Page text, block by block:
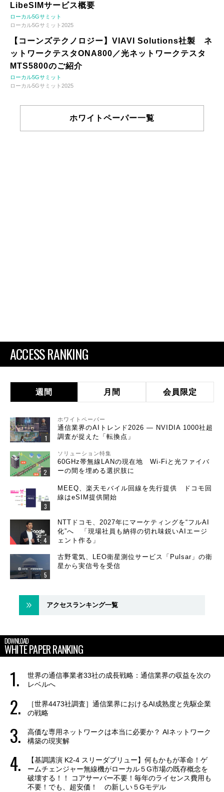
LibeSIMサービス概要
ローカル5Gサミット
ローカル5Gサミット2025
【コーンズテクノロジー】VIAVI Solutions社製 ネ
ットワークテスタONA800／光ネットワークテスタ
MTS5800のご紹介
ローカル5Gサミット
ローカル5Gサミット2025
ホワイトペーパー一覧
ACCESS RANKING
週間 月間 会員限定
ホワイトペーパー
通信業界のAIトレンド2026 ― NVIDIA 1000社超
調査が捉えた「転換点」
ソリューション特集
60GHz帯無線LANの現在地 Wi-Fiと光ファイバ
ーの間を埋める選択肢に
MEEQ、楽天モバイル回線を先行提供 ドコモ回
線はeSIM提供開始
NTTドコモ、2027年にマーケティングを“フルAI
化”へ 「現場社員も納得の切れ味鋭いAIエージ
ェント作る」
古野電気、LEO衛星測位サービス「Pulsar」の衛
星から実信号を受信
アクセスランキング一覧
DOWNLOAD
WHITE PAPER RANKING
世界の通信事業者33社の成長戦略：通信業界の収益を次の
レベルへ
［世界4473社調査］通信業界におけるAI成熟度と先駆企業
の戦略
高価な専用ネットワークは本当に必要か？ AIネットワーク
構築の現実解
【基調講演 K2-4 スリーダブリュー】何もかもが革命！ゲ
ームチェンジャー無線機がローカル５G市場の既存概念を
破壊する！！ コアサーバー不要！毎年のライセンス費用も
不要！でも、超安価！ の新しい５Gモデル